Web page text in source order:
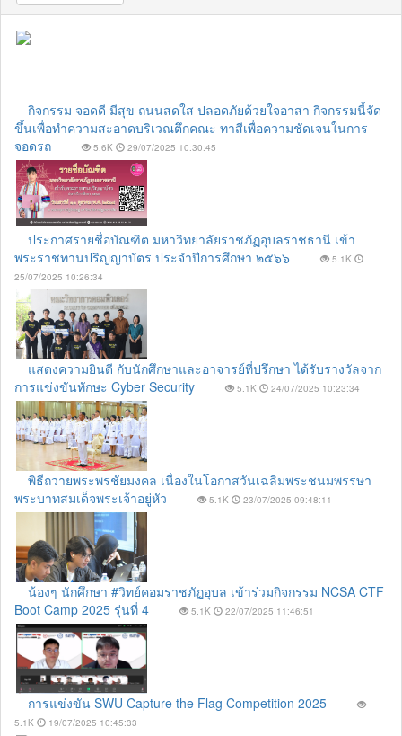
กิจกรรม จอดดี มีสุข ถนนสดใส ปลอดภัยด้วยใจอาสา กิจกรรมนี้จัด
ขึ้นเพื่อทำความสะอาดบริเวณตึกคณะ ทาสีเพื่อความชัดเจนในการ
จอดรถ
5.6K 29/07/2025 10:30:45
ประกาศรายชื่อบัณฑิต มหาวิทยาลัยราชภัฏอุบลราชธานี เข้า
พระราชทานปริญญาบัตร ประจำปีการศึกษา ๒๕๖๖
5.1K
25/07/2025 10:26:34
แสดงความยินดี กับนักศึกษาและอาจารย์ที่ปรึกษา ได้รับรางวัลจาก
การแข่งขันทักษะ Cyber Security
5.1K 24/07/2025 10:23:34
พิธีถวายพระพรชัยมงคล เนื่องในโอกาสวันเฉลิมพระชนมพรรษา
พระบาทสมเด็จพระเจ้าอยู่หัว
5.1K 23/07/2025 09:48:11
น้องๆ นักศึกษา #วิทย์คอมราชภัฏอุบล เข้าร่วมกิจกรรม NCSA CTF
Boot Camp 2025 รุ่นที่ 4
5.1K 22/07/2025 11:46:51
การแข่งขัน SWU Capture the Flag Competition 2025
5.1K 19/07/2025 10:45:33